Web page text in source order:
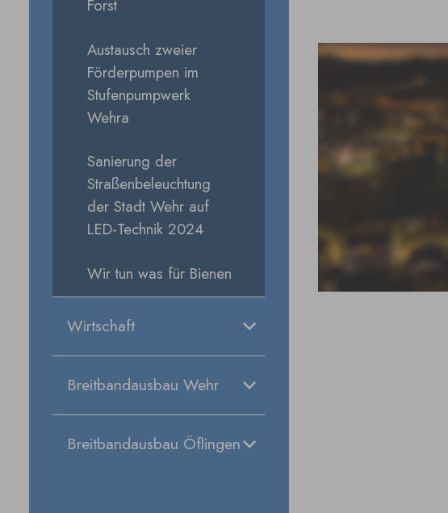
Forst
Austausch zweier
Förderpumpen im
Stufenpumpwerk
Wehra
Sanierung der
Straßenbeleuchtung
der Stadt Wehr auf
LED-Technik 2024
Wir tun was für Bienen
Wirtschaft
Breitbandausbau Wehr
Breitbandausbau Öflingen